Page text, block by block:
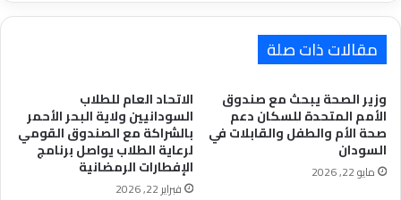
مقالات ذات صلة
وزير الصحة يبحث مع صندوق
الأمم المتحدة للسكان دعم
صحة الأم والطفل والقابلات في
السودان
مايو 22, 2026
الاتحاد العام للطلاب
السودانيين ولاية البحر الأحمر
بالشراكة مع الصندوق القومي
لرعاية الطلاب يواصل برنامج
الإفطارات الرمضانية
فبراير 22, 2026